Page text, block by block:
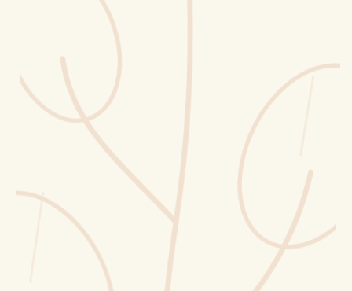
Phänologie-Radar
Vogelstimmen
Gartenplaner
Düngeberater
Wusstest du?
Sammlungen